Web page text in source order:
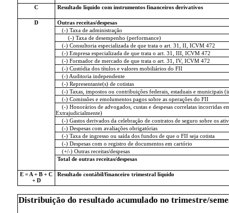
C Resultado líquido com instrumentos financeiros derivativos
D
Outras receitas/despesas
(-) Taxa de administração
(-) Taxa de desempenho (performance)
(-) Consultoria especializada de que trata o art. 31, II, ICVM 472
(-) Empresa especializada de que trata o art. 31, III, ICVM 472
(-) Formador de mercado de que trata o art. 31, IV, ICVM 472
(-) Custódia dos títulos e valores mobiliários do FII
(-) Auditoria independente
(-) Representante(s) de cotistas
(-) Taxas, impostos ou contribuições federais, estaduais e municipais
(-) Comissões e emolumentos pagos sobre as operações do FII
(-) Honorários de advogados, custas e despesas correlatas incorridas
Extrajudicialmente)
(-) Gastos derivados da celebração de contratos de seguro sobre os
(-) Despesas com avaliações obrigatórias
(-) Taxa de ingresso ou saída dos fundos de que o FII seja cotista
(-) Despesas com o registro de documentos em cartório
(+/-) Outras receitas/despesas
Total de outras receitas/despesas
E = A + B + C
+ D
Resultado contábil/financeiro trimestral líquido
Distribuição do resultado acumulado no trimestre/